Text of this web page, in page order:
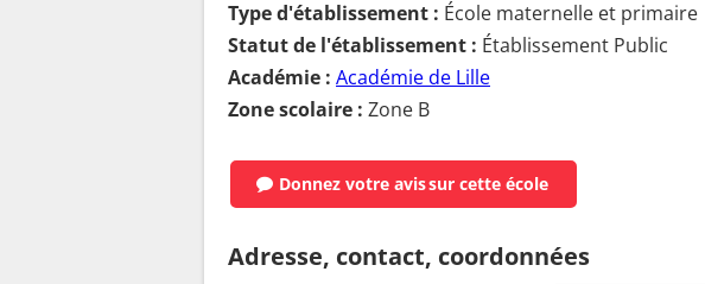
Type d'établissement : École maternelle et primaire
Statut de l'établissement : Établissement Public
Académie : Académie de Lille
Zone scolaire : Zone B
Donnez votre avissur cette école
Adresse, contact, coordonnées